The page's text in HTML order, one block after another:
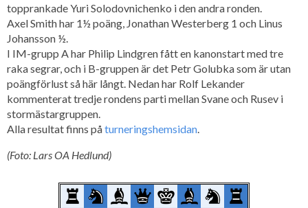
topprankade Yuri Solodovnichenko i den andra ronden.
Axel Smith har 1½ poäng, Jonathan Westerberg 1 och Linus
Johansson ½.
I IM-grupp A har Philip Lindgren fått en kanonstart med tre
raka segrar, och i B-gruppen är det Petr Golubka som är utan
poängförlust så här långt. Nedan har Rolf Lekander
kommenterat tredje rondens parti mellan Svane och Rusev i
stormästargruppen.
Alla resultat finns påturneringshemsidan.
(Foto: Lars OA Hedlund)